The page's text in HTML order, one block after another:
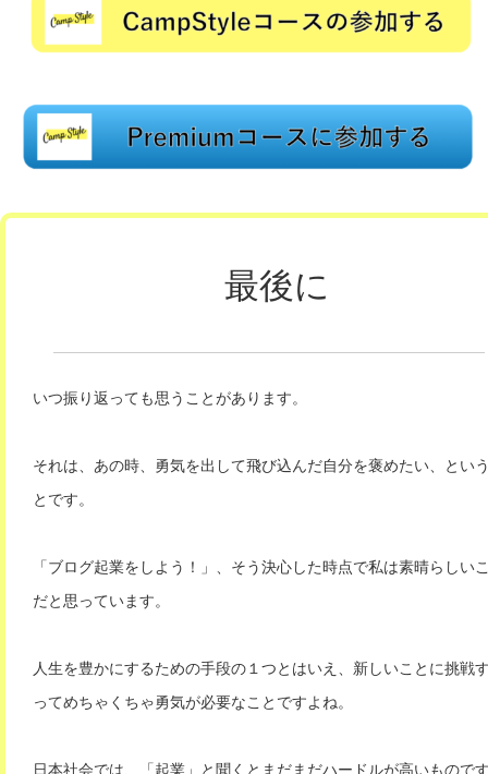
最後に
いつ振り返っても思うことがあります。
それは、あの時、勇気を出して飛び込んだ自分を褒めたい、とい
とです。
「ブログ起業をしよう！」、そう決心した時点で私は素晴らしい
だと思っています。
人生を豊かにするための手段の１つとはいえ、新しいことに挑戦
ってめちゃくちゃ勇気が必要なことですよね。
日本社会では、「起業」と聞くとまだまだハードルが高いもので